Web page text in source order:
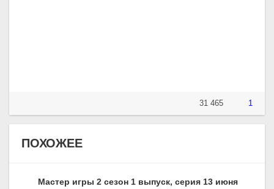
31 465 1
ПОХОЖЕЕ
Мастер игры 2 сезон 1 выпуск, серия 13 июня